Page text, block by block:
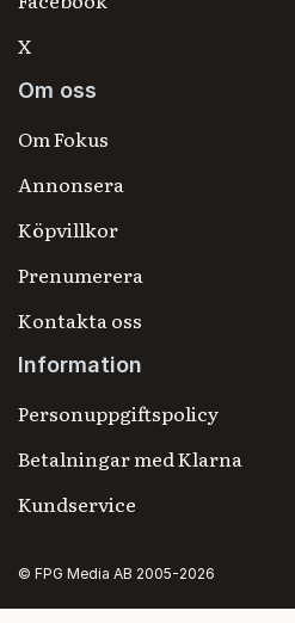
X
Om oss
Om Fokus
Annonsera
Köpvillkor
Prenumerera
Kontakta oss
Information
Personuppgiftspolicy
Betalningar med Klarna
Kundservice
© FPG Media AB 2005-2026